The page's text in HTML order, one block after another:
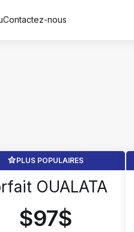
Contactez-nous
PLUS POPULAIRES
OUALATA
$97$